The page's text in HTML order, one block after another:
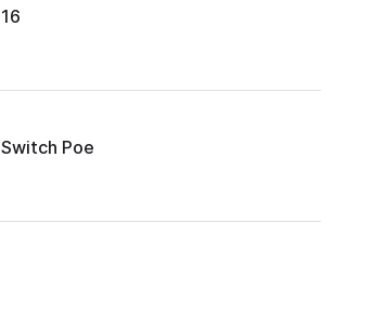
16
Switch Poe